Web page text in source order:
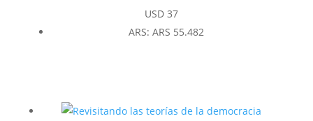
USD37
ARS: ARS 55.482